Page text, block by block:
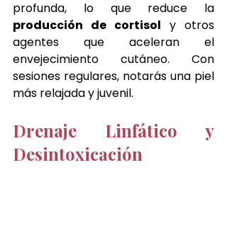
producción de cortisol y otros
agentes que aceleran el
envejecimiento cutáneo. Con
sesiones regulares, notarás una piel
más relajada y juvenil.
Drenaje Linfático y
Desintoxicación